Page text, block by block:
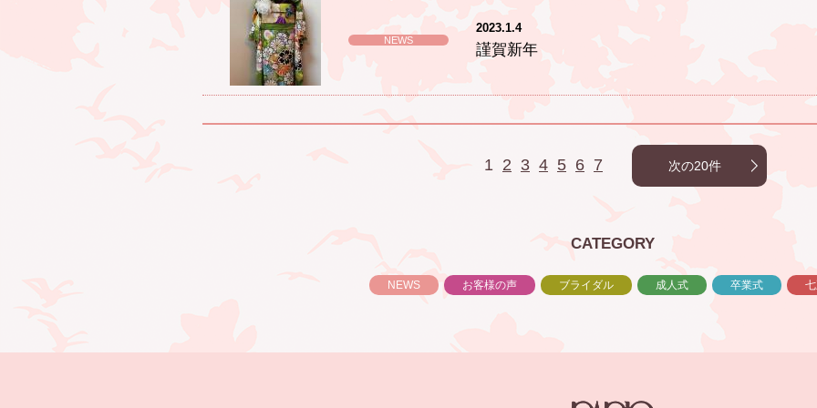
NEWS
2023.1.4
謹賀新年
1 2 3 4 5 6 7 次の20件
CATEGORY
NEWS お客様の声 ブライダル 成人式 卒業式